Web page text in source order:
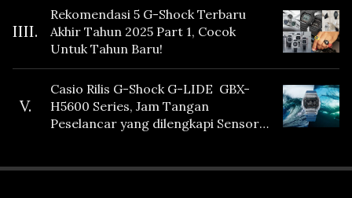
IIII.
Rekomendasi 5 G-Shock Terbaru
Akhir Tahun 2025 Part 1, Cocok
Untuk Tahun Baru!
V.
Casio Rilis G-Shock G-LIDE GBX-
H5600 Series, Jam Tangan
Peselancar yang dilengkapi Sensor